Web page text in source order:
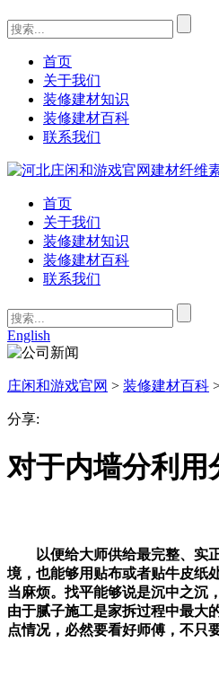
首页
关于我们
装修建材知识
装修建材百科
联系我们
首页
关于我们
装修建材知识
装修建材百科
联系我们
English
庄闲和游戏官网 > 装修建材百科
分享:
对于内墙分利用
以便给大师供给最完整、实正
境，也能够用贴布或者贴牛皮纸
当麻烦。找平能够说是沉中之沉
由于腻子施工是家拆过程中最大
点情况，必然要看好师傅，不只